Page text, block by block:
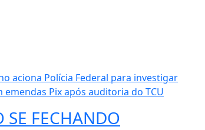
SE FECHANDO